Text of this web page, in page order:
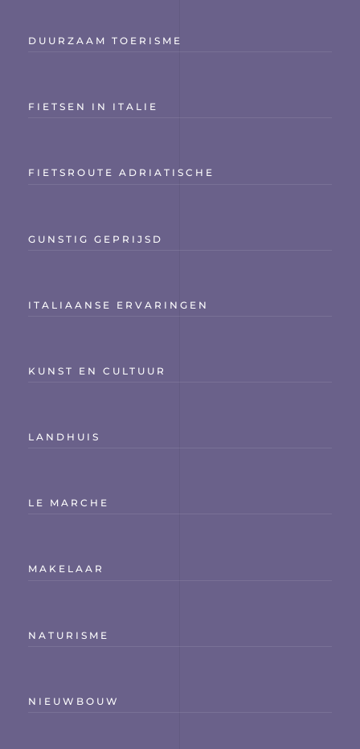
DUURZAAM TOERISME
FIETSEN IN ITALIE
FIETSROUTE ADRIATISCHE
GUNSTIG GEPRIJSD
ITALIAANSE ERVARINGEN
KUNST EN CULTUUR
LANDHUIS
LE MARCHE
MAKELAAR
NATURISME
NIEUWBOUW